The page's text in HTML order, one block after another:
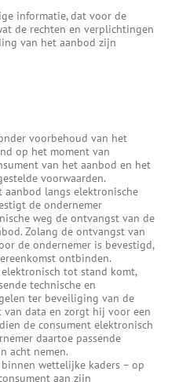
informatie, dat voor de
de rechten en verplichtingen
van het aanbod zijn
voorbehoud van het
op het moment van
van het aanbod en het
voorwaarden.
aanbod langs elektronische
de ondernemer
weg de ontvangst van de
Zolang de ontvangst van
de ondernemer is bevestigd,
ontbinden.
tot stand komt,
technische en
ter beveiliging van de
data en zorgt hij voor een
de consument elektronisch
daartoe passende
acht nemen.
wettelijke kaders – op
aan zijn